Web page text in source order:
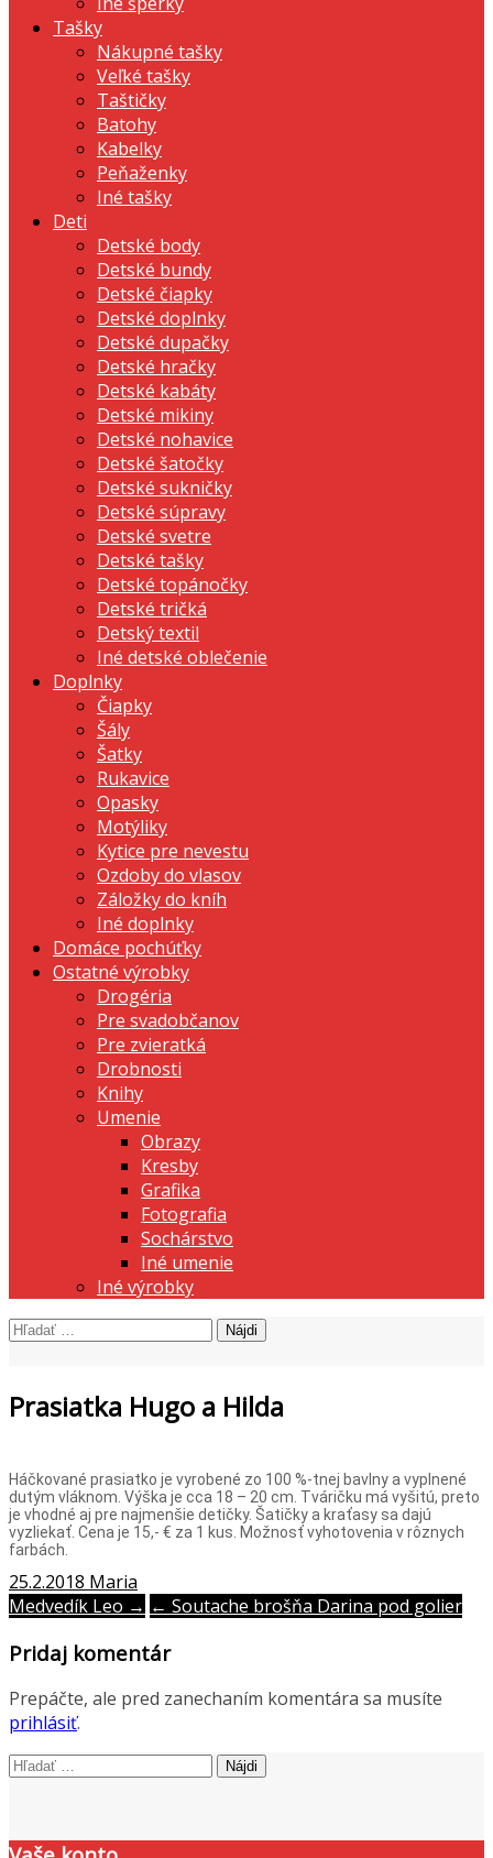
Tašky
Nákupné tašky
Veľké tašky
Taštičky
Batohy
Kabelky
Peňaženky
Iné tašky
Deti
Detské body
Detské bundy
Detské čiapky
Detské doplnky
Detské dupačky
Detské hračky
Detské kabáty
Detské mikiny
Detské nohavice
Detské šatočky
Detské sukničky
Detské súpravy
Detské svetre
Detské tašky
Detské topánočky
Detské tričká
Detský textil
Iné detské oblečenie
Doplnky
Čiapky
Šály
Šatky
Rukavice
Opasky
Motýliky
Kytice pre nevestu
Ozdoby do vlasov
Záložky do kníh
Iné doplnky
Domáce pochúťky
Ostatné výrobky
Drogéria
Pre svadobčanov
Pre zvieratká
Drobnosti
Knihy
Umenie
Obrazy
Kresby
Grafika
Fotografia
Sochárstvo
Iné umenie
Iné výrobky
Hľadať:
Prasiatka Hugo a Hilda
Háčkované prasiatko je vyrobené zo 100 %-tnej bavlny a vyplnené
dutým vláknom. Výška je cca 18 – 20 cm. Tváričku má vyšitú, preto
je vhodné aj pre najmenšie detičky. Šatičky a kraťasy sa dajú
vyzliekať. Cena je 15,- € za 1 kus. Možnosť vyhotovenia v rôznych
farbách.
25.2.2018 Maria
Post
navigation
Medvedík Leo → ← Soutache brošňa Darina pod golier
Pridaj komentár
Prepáčte, ale pred zanechaním komentára sa musíte
prihlásiť.
Hľadať: